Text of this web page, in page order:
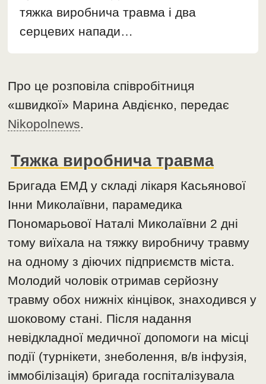
тяжка виробнича травма і два
серцевих напади…
Про це розповіла співробітниця
«швидкої» Марина Авдієнко, передає
Nikopolnews.
Тяжка виробнича травма
Бригада ЕМД у складі лікаря Касьянової
Інни Миколаївни, парамедика
Пономарьової Наталі Миколаївни 2 дні
тому виїхала на тяжку виробничу травму
на одному з діючих підприємств міста.
Молодий чоловік отримав серйозну
травму обох нижніх кінцівок, знаходився у
шоковому стані. Після надання
невідкладної медичної допомоги на місці
події (турнікети, знеболення, в/в інфузія,
іммобілізація) бригада госпіталізувала